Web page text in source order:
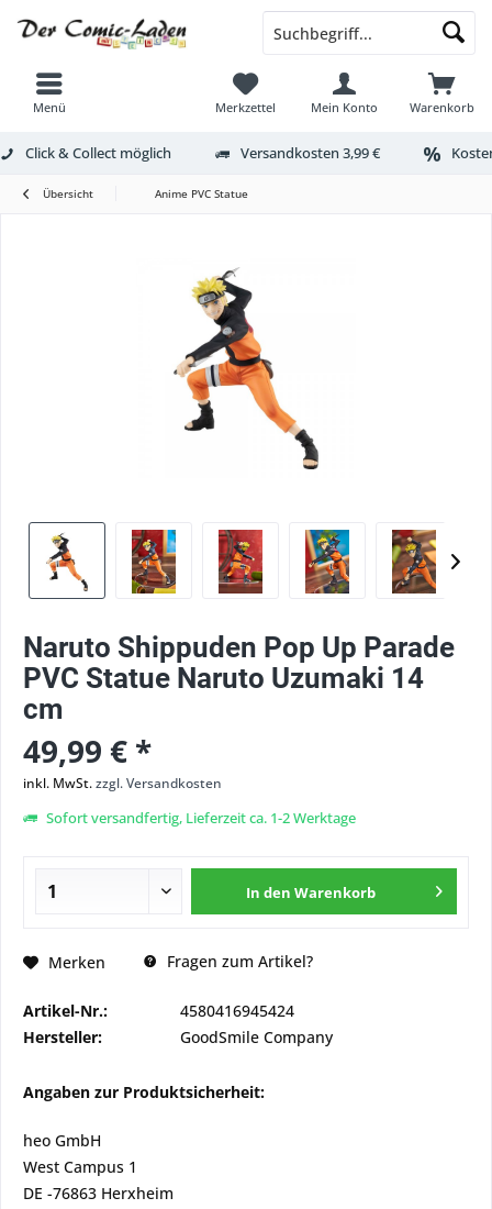
Menü Warenkorb
Merkzettel Mein Konto
Click & Collect möglich Versandkosten 3,99 €
Übersicht Anime PVC Statue
Naruto Shippuden Pop Up Parade
PVC Statue Naruto Uzumaki 14
cm
49,99 € *
inkl. MwSt.zzgl. Versandkosten
Sofort versandfertig, Lieferzeit ca. 1-2 Werktage
In den Warenkorb
Merken Fragen zum Artikel?
Artikel-Nr.:
4580416945424
Hersteller:
GoodSmile Company
Angaben zur Produktsicherheit:
heo GmbH
West Campus 1
DE -76863 Herxheim